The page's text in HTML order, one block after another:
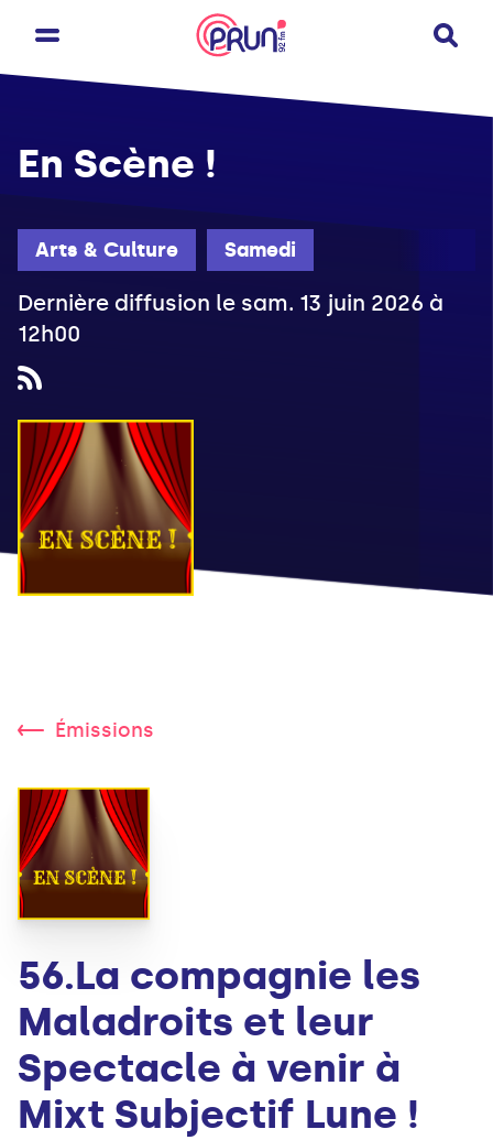
Arts & Culture Samedi
En Scène !
Dernière diffusion le sam. 13 juin 2026 à
12h00
Émissions
56.La compagnie les
Maladroits et leur
Spectacle à venir à
Mixt Subjectif Lune !